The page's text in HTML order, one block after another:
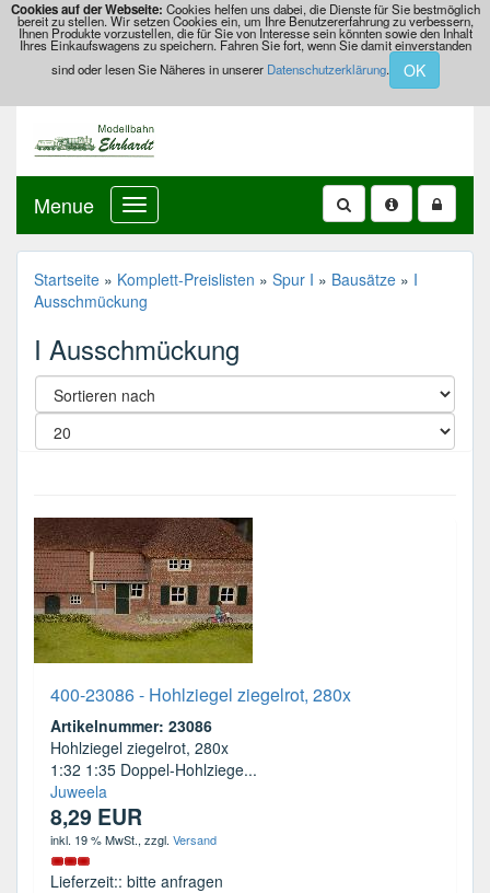
Cookies auf der Webseite: Cookies helfen uns dabei, die Dienste für Sie bestmöglich
bereit zu stellen. Wir setzen Cookies ein, um Ihre Benutzererfahrung zu verbessern,
Ihnen Produkte vorzustellen, die für Sie von Interesse sein könnten sowie den Inhalt
Ihres Einkaufswagens zu speichern. Fahren Sie fort, wenn Sie damit einverstanden
sind oder lesen Sie Näheres in unserer Datenschutzerklärung. OK
Menue
Startseite » Komplett-Preislisten » Spur I » Bausätze » I
Ausschmückung
I Ausschmückung
400-23086 - Hohlziegel ziegelrot, 280x
Artikelnummer: 23086
Hohlziegel ziegelrot, 280x
1:32 1:35 Doppel-Hohlziege...
Juweela
8,29 EUR
inkl. 19 % MwSt., zzgl. Versand
Lieferzeit:: bitte anfragen